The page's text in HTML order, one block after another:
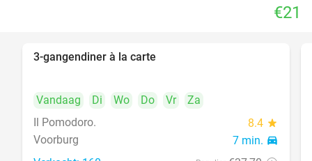
€21
3-gangendiner à la carte
Vandaag Di Wo Do Vr
Za
Il Pomodoro.
8.4 star
Voorburg 7 min. directions_car